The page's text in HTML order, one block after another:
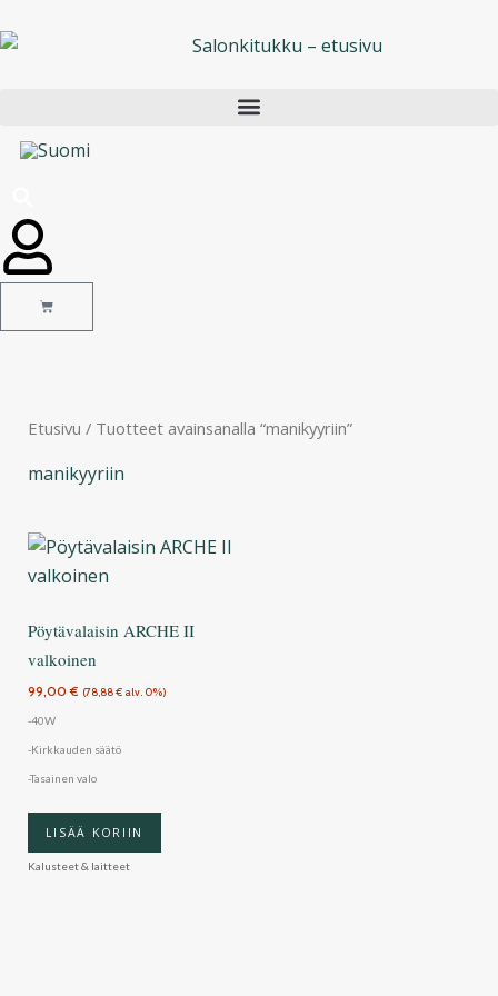
sisältöön
Cart
Etusivu / Tuotteet avainsanalla “manikyyriin”
manikyyriin
Pöytävalaisin ARCHE II
valkoinen
99,00€ (78,88€alv. 0%)
-40W
-Kirkkauden säätö
-Tasainen valo
LISÄÄ KORIIN
Kalusteet & laitteet